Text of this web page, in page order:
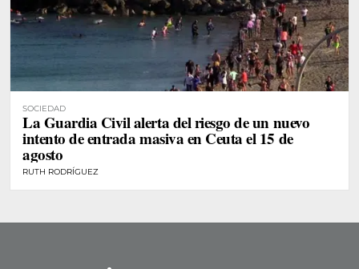
SOCIEDAD
La Guardia Civil alerta del riesgo de un nuevo
intento de entrada masiva en Ceuta el 15 de
agosto
RUTH RODRÍGUEZ